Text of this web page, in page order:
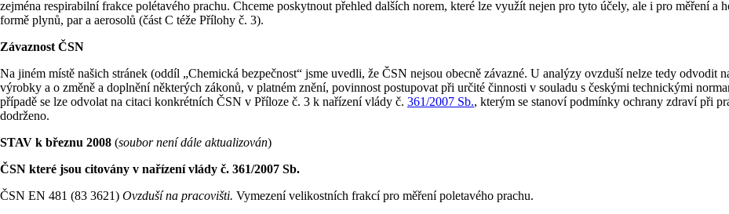
zejména respirabilní frakce polétavého prachu. Chceme poskytnout přehled dalších norem, které lze využít nejen pro tyto účely, ale i pro měření
formě plynů, par a aerosolů (část C téže Přílohy č. 3).
Závaznost ČSN
Na jiném místě našich stránek (oddíl „Chemická bezpečnost“ jsme uvedli, že ČSN nejsou obecně závazné. U analýzy ovzduší nelze tedy odvodit
výrobky a o změně a doplnění některých zákonů, v platném znění, povinnost postupovat při určité činnosti v souladu s českými technickými
případě se lze odvolat na citaci konkrétních ČSN v Příloze č. 3 k nařízení vlády č. 361/2007 Sb., kterým se stanoví podmínky ochrany zdraví při
dodrženo.
STAV k březnu 2008 (soubor není dále aktualizován)
ČSN které jsou citovány v nařízení vlády č. 361/2007 Sb.
ČSN EN 481 (83 3621) Ovzduší na pracovišti. Vymezení velikostních frakcí pro měření poletavého prachu.